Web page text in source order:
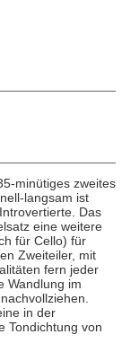
minütiges zweites
langsam ist
Das
eine weitere
für Cello) für
Zweiteiler, mit
fern jeder
Wandlung im
in der
Tondichtung von